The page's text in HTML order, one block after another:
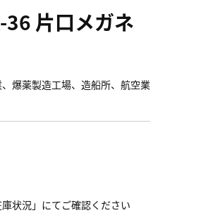
36 片口メガネ
爆薬製造工場、造船所、航空業
庫状況」にてご確認ください